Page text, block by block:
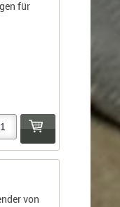
für
von